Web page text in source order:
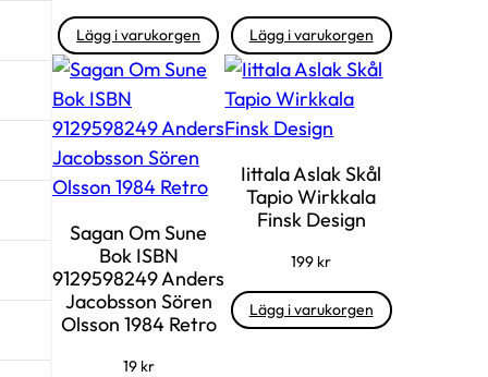
Lägg i varukorgen Lägg i varukorgen
Sagan Om Sune
Bok ISBN
9129598249 Anders
Jacobsson Sören
Olsson 1984 Retro
19 kr
Iittala Aslak Skål
Tapio Wirkkala
Finsk Design
199 kr
Lägg i varukorgen